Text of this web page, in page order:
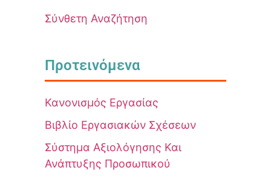
Σύνθετη Αναζήτηση
Προτεινόμενα
Κανονισμός Εργασίας
Βιβλίο Εργασιακών Σχέσεων
Σύστημα Αξιολόγησης Και
Ανάπτυξης Προσωπικού